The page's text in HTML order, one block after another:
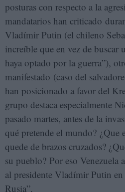
posturas con respecto a la
mandatarios han criticado
Vladímir Putin (el chileno
increíble que en vez de buscar
haya optado por la guerra”),
manifestado (caso del
han posicionado a favor del
grupo destaca especialmente
pasado martes, antes de la
qué pretende el mundo? ¿Que
quede de brazos cruzados?
su pueblo? Por eso Venezuela
al presidente Vladímir Putin en
Rusia”.